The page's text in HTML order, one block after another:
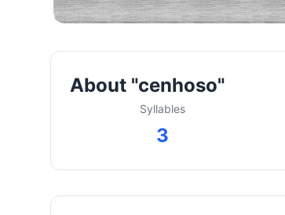
About "cenhoso"
Syllables
3